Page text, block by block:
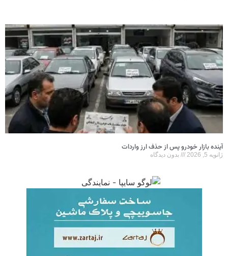
آینده بازار خودرو پس از حذف ارز واردات
ژانویه 5, 2026 بدون دیدگاه